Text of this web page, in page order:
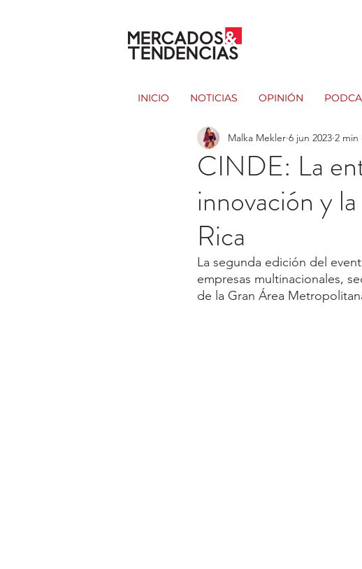
INICIO NOTICIAS OPINIÓN
CINDE: La
innovación y
Rica
Malka Mekler 6 jun 2023 2
La segunda edición del
empresas multinacionales,
de la Gran Área